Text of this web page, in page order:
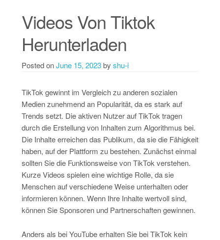
Videos Von Tiktok
Herunterladen
Posted onJune 15, 2023by shu-i
TikTok gewinnt im Vergleich zu anderen sozialen
Medien zunehmend an Popularität, da es stark auf
Trends setzt. Die aktiven Nutzer auf TikTok tragen
durch die Erstellung von Inhalten zum Algorithmus bei.
Die Inhalte erreichen das Publikum, da sie die Fähigkeit
haben, auf der Plattform zu bestehen. Zunächst einmal
sollten Sie die Funktionsweise von TikTok verstehen.
Kurze Videos spielen eine wichtige Rolle, da sie
Menschen auf verschiedene Weise unterhalten oder
informieren können. Wenn Ihre Inhalte wertvoll sind,
können Sie Sponsoren und Partnerschaften gewinnen.
Anders als bei YouTube erhalten Sie bei TikTok kein